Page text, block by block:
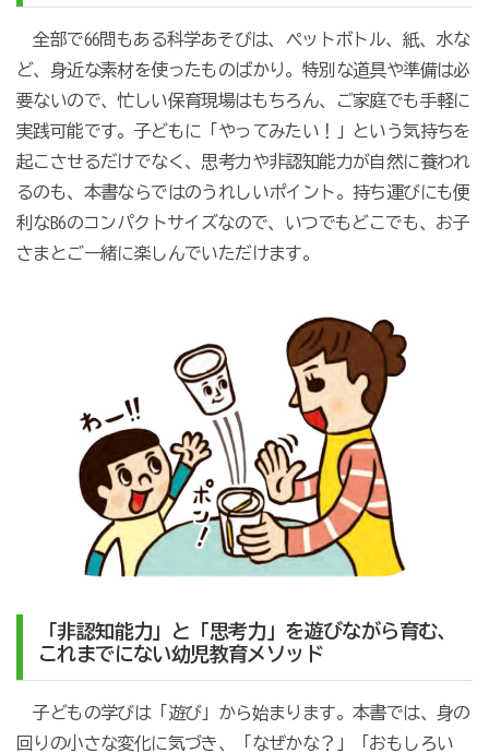
全部で66問もある科学あそびは、ペットボトル、紙、水な
ど、身近な素材を使ったものばかり。特別な道具や準備は必
要ないので、忙しい保育現場はもちろん、ご家庭でも手軽に
実践可能です。子どもに「やってみたい！」という気持ちを
起こさせるだけでなく、思考力や非認知能力が自然に養われ
るのも、本書ならではのうれしいポイント。持ち運びにも便
利なB6のコンパクトサイズなので、いつでもどこでも、お子
さまとご一緒に楽しんでいただけます。
「非認知能力」と「思考力」を遊びながら育む、
これまでにない幼児教育メソッド
子どもの学びは「遊び」から始まります。本書では、身の
回りの小さな変化に気づき、「なぜかな？」「おもしろい